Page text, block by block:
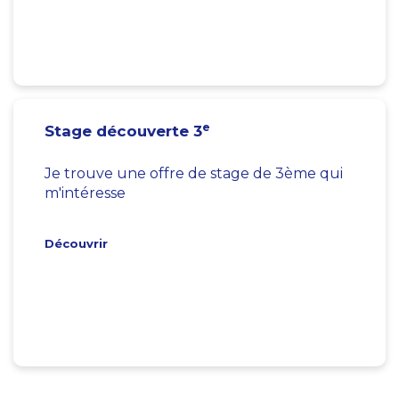
Stage découverte 3e
Je trouve une offre de stage de 3ème qui
m'intéresse
Découvrir